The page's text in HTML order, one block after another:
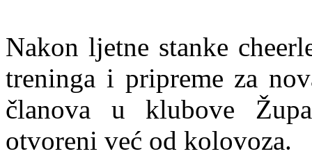
Nakon ljetne stanke
treninga i pripreme za
članova u klubove
otvoreni već od kolovoza.